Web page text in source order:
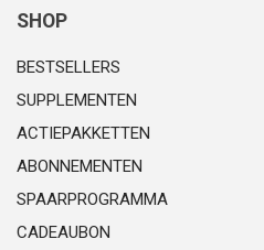
SHOP
BESTSELLERS
SUPPLEMENTEN
ACTIEPAKKETTEN
ABONNEMENTEN
SPAARPROGRAMMA
CADEAUBON